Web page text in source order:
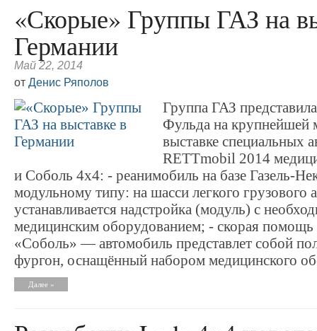
«Скорые» Группы ГАЗ на
Германии
Май 22, 2014
от Денис Ряполов
Группа ГАЗ
Фульда на крупнейшей
выставке специальных
RETTmobil 2014
и Соболь 4х4: - реанимобиль на базе Газель-
модульному типу: на шасси легкого грузового
устанавливается надстройка (модуль) с
медицинским оборудованием; - скорая помощь
«Соболь» — автомобиль представлет собой
фургон, оснащённый набором медицинского
Далее »